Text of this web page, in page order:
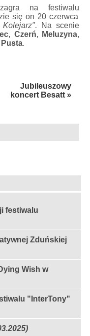
na festiwalu
się on 20 czerwca
Kolejarz". Na scenie
, Czerń, Meluzyna,
Pusta.
Jubileuszowy
koncert Besatt »
festiwalu
Zduńskiej
Wish w
"InterTony"